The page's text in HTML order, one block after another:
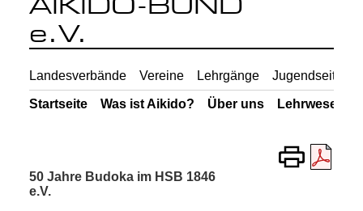
e.V.
Landesverbände Vereine Lehrgänge Jugendseiten
Startseite Was ist Aikido? Über uns Lehrwesen
50 Jahre Budoka im HSB 1846
e.V.